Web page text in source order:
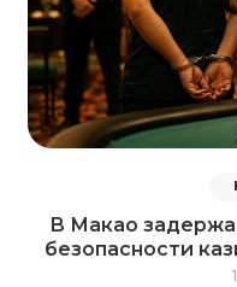
В Макао
безопасности